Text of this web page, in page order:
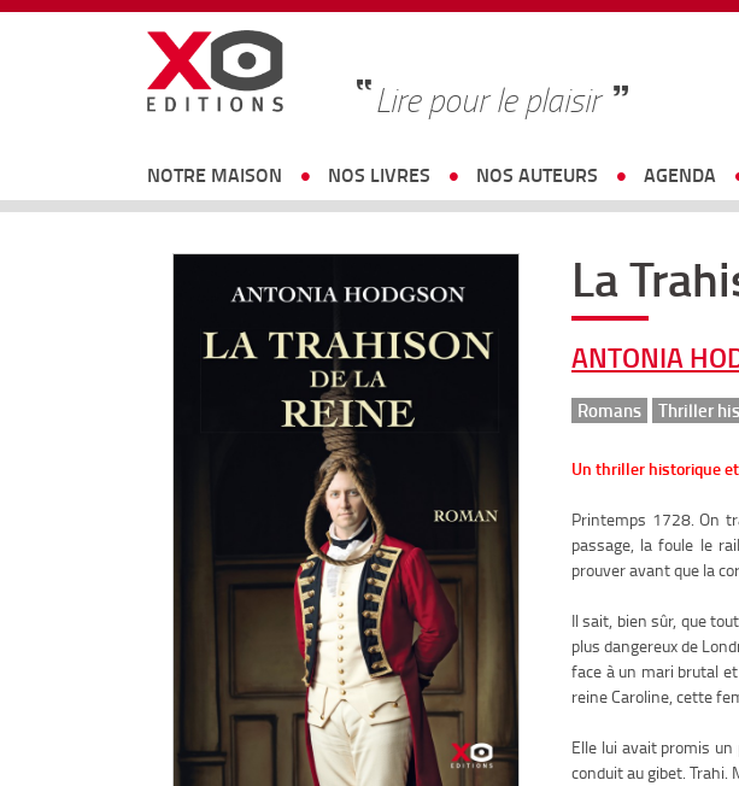
Lire pour le plaisir
NOTRE MAISON NOS LIVRES NOS AUTEURS AGENDA
La
ANTONIA
Romans Thriller
Un thriller historique
Printemps 1728. On
passage, la foule le
prouver avant que la
Il sait, bien sûr, que
plus dangereux de
face à un mari brutal
reine Caroline, cette
Elle lui avait promis
conduit au gibet. Trahi.